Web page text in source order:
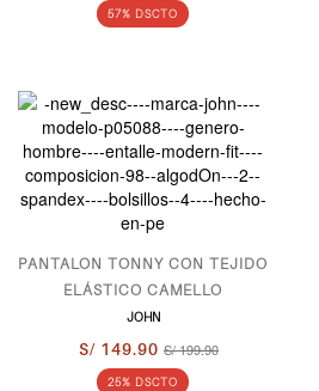
57% DSCTO
PANTALON TONNY CON TEJIDO
ELÁSTICO CAMELLO
JOHN
S/ 149.90 S/ 199.90
25% DSCTO